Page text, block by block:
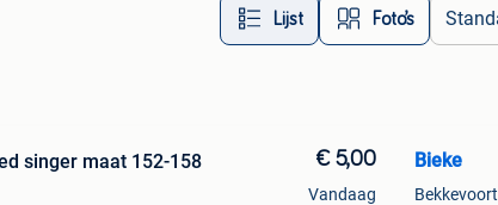
Lijst Foto’s
singer maat 152-158 € 5,00
Vandaag
Bieke
Bekkevoort